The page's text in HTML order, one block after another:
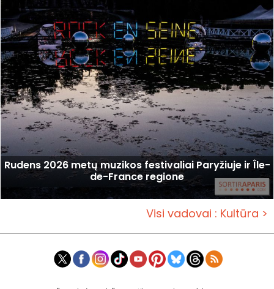
Rudens 2026 metų muzikos festivaliai Paryžiuje ir Île-
de-France regione
Visi vadovai : Kultūra >